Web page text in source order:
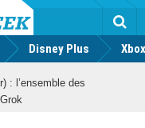
Disney Plus
: l’ensemble des
Youtube